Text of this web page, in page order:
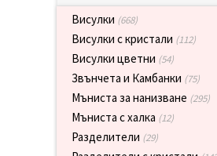
Висулки (668)
Висулки с кристали (112)
Висулки цветни (54)
Звънчета и Камбанки (75)
Мъниста за нанизване (295)
Мъниста с халка (12)
Разделители (29)